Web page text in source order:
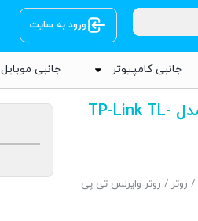
ورود به سایت
جانبی کامپیوتر جانبی موبایل
روتر وایرلس تی پی لینک مدل TP-Link TL-
/ روتر / روتر وایرلس تی پی